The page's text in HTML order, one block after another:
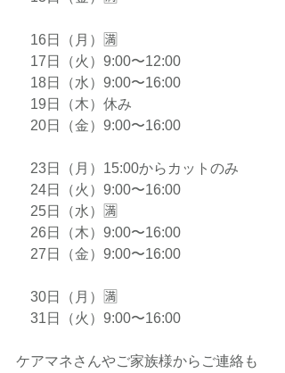
16日（月）🈵
17日（火）9:00〜12:00
18日（水）9:00〜16:00
19日（木）休み
20日（金）9:00〜16:00
23日（月）15:00からカットのみ
24日（火）9:00〜16:00
25日（水）🈵
26日（木）9:00〜16:00
27日（金）9:00〜16:00
30日（月）🈵
31日（火）9:00〜16:00
ケアマネさんやご家族様からご連絡も